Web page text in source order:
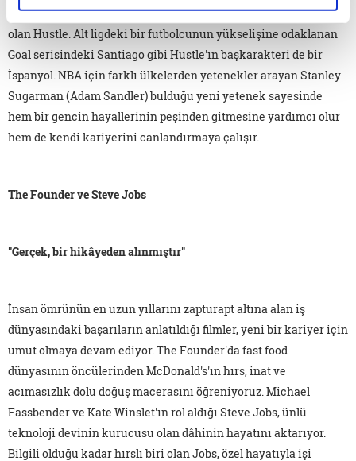
Listemizdeki en güncel yapım ise bu ay seyirciyle buluşacak
olan Hustle. Alt ligdeki bir futbolcunun yükselişine odaklanan
Goal serisindeki Santiago gibi Hustle'ın başkarakteri de bir
İspanyol. NBA için farklı ülkelerden yetenekler arayan Stanley
Sugarman (Adam Sandler) bulduğu yeni yetenek sayesinde
hem bir gencin hayallerinin peşinden gitmesine yardımcı olur
hem de kendi kariyerini canlandırmaya çalışır.
The Founder ve Steve Jobs
"Gerçek, bir hikâyeden alınmıştır"
İnsan ömrünün en uzun yıllarını zapturapt altına alan iş
dünyasındaki başarıların anlatıldığı filmler, yeni bir kariyer için
umut olmaya devam ediyor. The Founder'da fast food
dünyasının öncülerinden McDonald's'ın hırs, inat ve
acımasızlık dolu doğuş macerasını öğreniyoruz. Michael
Fassbender ve Kate Winslet'ın rol aldığı Steve Jobs, ünlü
teknoloji devinin kurucusu olan dâhinin hayatını aktarıyor.
Bilgili olduğu kadar hırslı biri olan Jobs, özel hayatıyla işi